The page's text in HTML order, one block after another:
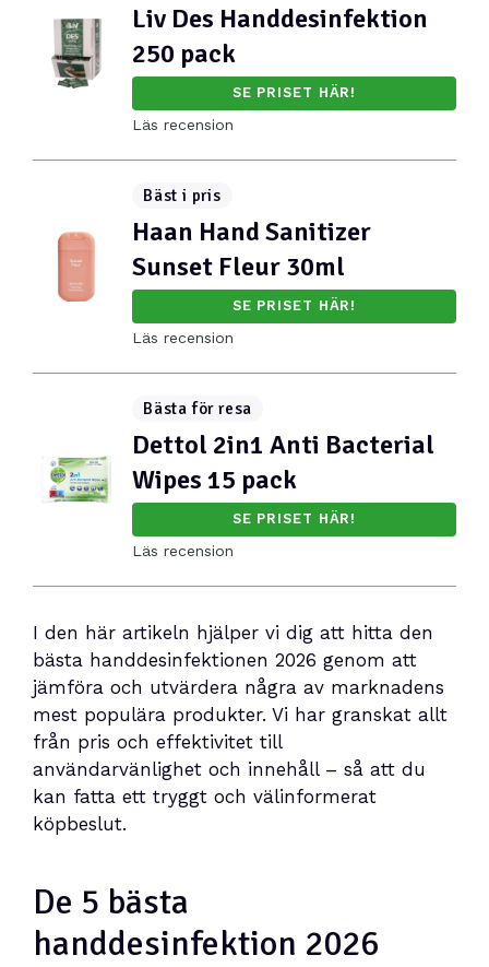
Liv Des Handdesinfektion
250 pack
SE PRISET HÄR!
Läs recension
Bäst i pris
Haan Hand Sanitizer
Sunset Fleur 30ml
SE PRISET HÄR!
Läs recension
Bästa för resa
Dettol 2in1 Anti Bacterial
Wipes 15 pack
SE PRISET HÄR!
Läs recension
I den här artikeln hjälper vi dig att hitta den
bästa handdesinfektionen 2026 genom att
jämföra och utvärdera några av marknadens
mest populära produkter. Vi har granskat allt
från pris och effektivitet till
användarvänlighet och innehåll – så att du
kan fatta ett tryggt och välinformerat
köpbeslut.
De 5 bästa
handdesinfektion 2026